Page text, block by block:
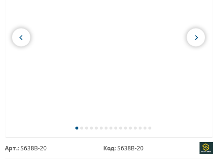
Арт.:S638B-20 Код:S638B-20